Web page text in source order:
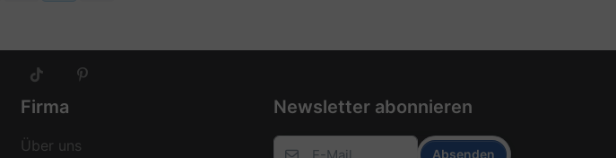
Firma
Über uns
Newsletter abonnieren
Absenden